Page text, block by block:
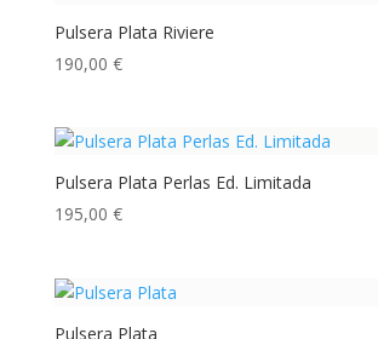
Pulsera Plata Riviere
190,00 €
Pulsera Plata Perlas Ed. Limitada
195,00 €
Pulsera Plata